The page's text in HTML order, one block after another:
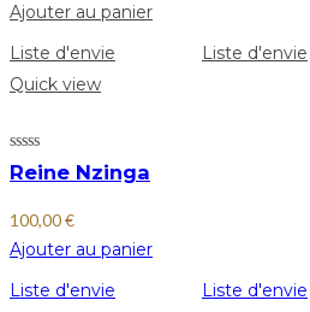
Ajouter au panier
Liste d'envie
Liste d'envie
Quick view
Reine Nzinga
100,00€
Ajouter au panier
Liste d'envie
Liste d'envie